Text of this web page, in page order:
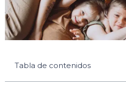
Tabla de contenidos